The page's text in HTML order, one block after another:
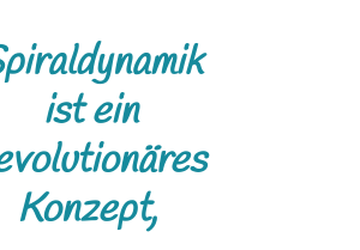
ist ein
Konzept,